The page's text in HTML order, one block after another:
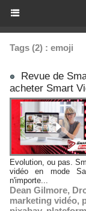
Tags (2) : emoji
Revue de
acheter Smart
Evolution, ou pas.
vidéo en mode
n'importe...
Dean Gilmore,
marketing vidéo,